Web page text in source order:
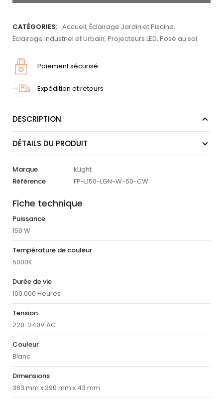
CATÉGORIES: Accueil, Éclairage Jardin et Piscine,
Éclairage Industriel et Urbain, Projecteurs LED, Posé au sol
Paiement sécurisé
Expédition et retours
DESCRIPTION
DÉTAILS DU PRODUIT
Marque
kLight
Référence
FP-L150-LGN-W-50-CW
Fiche technique
Puissance
150 W
Température de couleur
5000K
Durée de vie
100.000 Heures
Tension
220-240V AC
Couleur
Blanc
Dimensions
363 mm x 290 mm x 43 mm